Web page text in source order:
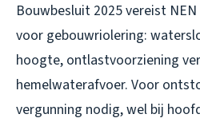
Bouwbesluit 2025 vereist NEN
voor gebouwriolering:
hoogte, ontlastvoorziening
hemelwaterafvoer. Voor
vergunning nodig, wel bij